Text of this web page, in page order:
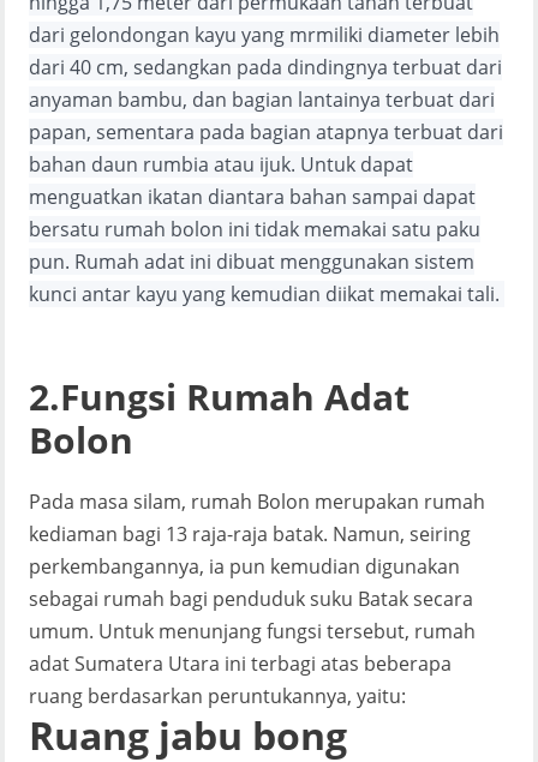
dari gelondongan kayu yang mrmiliki diameter lebih
dari 40 cm, sedangkan pada dindingnya terbuat dari
anyaman bambu, dan bagian lantainya terbuat dari
papan, sementara pada bagian atapnya terbuat dari
bahan daun rumbia atau ijuk. Untuk dapat
menguatkan ikatan diantara bahan sampai dapat
bersatu rumah bolon ini tidak memakai satu paku
pun. Rumah adat ini dibuat menggunakan sistem
kunci antar kayu yang kemudian diikat memakai tali.
2.Fungsi Rumah Adat
Bolon
Pada masa silam, rumah Bolon merupakan rumah
kediaman bagi 13 raja-raja batak. Namun, seiring
perkembangannya, ia pun kemudian digunakan
sebagai rumah bagi penduduk suku Batak secara
umum. Untuk menunjang fungsi tersebut, rumah
adat Sumatera Utara ini terbagi atas beberapa
ruang berdasarkan peruntukannya, yaitu:
Ruang jabu bong